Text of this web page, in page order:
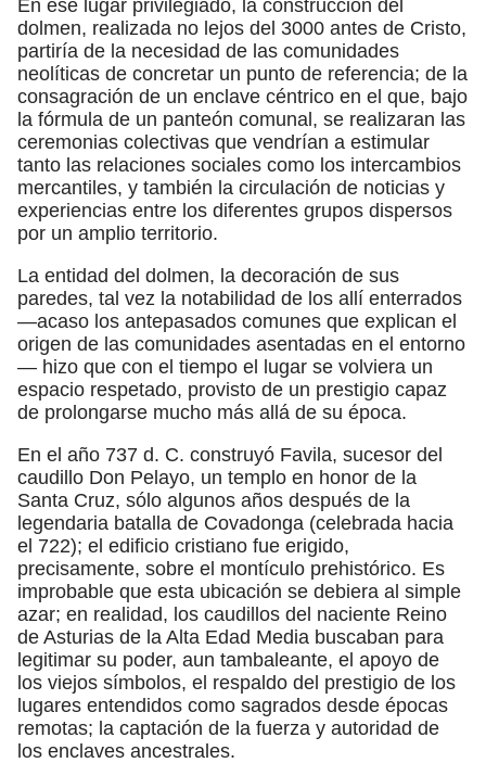
En ese lugar privilegiado, la construcción del
dolmen, realizada no lejos del 3000 antes de Cristo,
partiría de la necesidad de las comunidades
neolíticas de concretar un punto de referencia; de la
consagración de un enclave céntrico en el que, bajo
la fórmula de un panteón comunal, se realizaran las
ceremonias colectivas que vendrían a estimular
tanto las relaciones sociales como los intercambios
mercantiles, y también la circulación de noticias y
experiencias entre los diferentes grupos dispersos
por un amplio territorio.
La entidad del dolmen, la decoración de sus
paredes, tal vez la notabilidad de los allí enterrados
—acaso los antepasados comunes que explican el
origen de las comunidades asentadas en el entorno
— hizo que con el tiempo el lugar se volviera un
espacio respetado, provisto de un prestigio capaz
de prolongarse mucho más allá de su época.
En el año 737 d. C. construyó Favila, sucesor del
caudillo Don Pelayo, un templo en honor de la
Santa Cruz, sólo algunos años después de la
legendaria batalla de Covadonga (celebrada hacia
el 722); el edificio cristiano fue erigido,
precisamente, sobre el montículo prehistórico. Es
improbable que esta ubicación se debiera al simple
azar; en realidad, los caudillos del naciente Reino
de Asturias de la Alta Edad Media buscaban para
legitimar su poder, aun tambaleante, el apoyo de
los viejos símbolos, el respaldo del prestigio de los
lugares entendidos como sagrados desde épocas
remotas; la captación de la fuerza y autoridad de
los enclaves ancestrales.